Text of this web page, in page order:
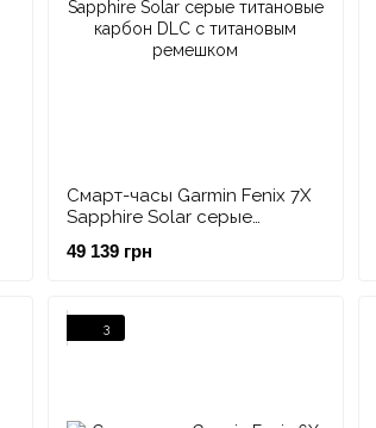
Смарт-часы Garmin Fenix 7X
Sapphire Solar серые
титановым ремешком
49 139 грн
3